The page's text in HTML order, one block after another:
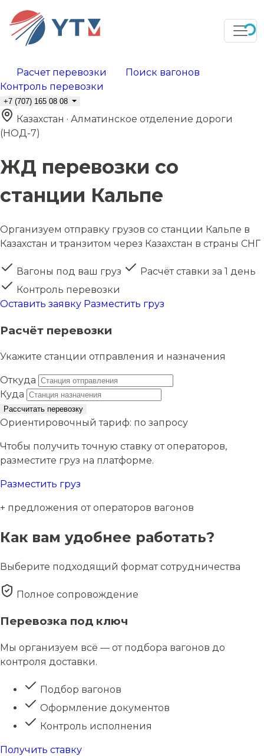
Расчет перевозки
Поиск вагонов
Контроль перевозки
+7 (707) 165 08 08
Казахстан · Алматинское отделение дороги
(НОД-7)
ЖД перевозки со
станции Кальпе
Организуем отправку грузов со станции Кальпе в
Казахстан и транзитом через Казахстан в страны СНГ
Вагоны под ваш груз
Расчёт ставки за 1 день
Контроль перевозки
Оставить заявку Разместить груз
Расчёт перевозки
Укажите станции отправления и назначения
Откуда
Куда
Рассчитать перевозку
Ориентировочный тариф: по запросу
Чтобы получить точную ставку от операторов,
разместите груз на платформе.
Разместить груз
+ предложения от операторов вагонов
Как вам удобнее работать?
Выберите подходящий формат сотрудничества
Полное сопровождение
Перевозка под ключ
Мы организуем всё — от подбора вагонов до
контроля доставки.
Подбор вагонов
Оформление документов
Контроль исполнения
Получить ставку